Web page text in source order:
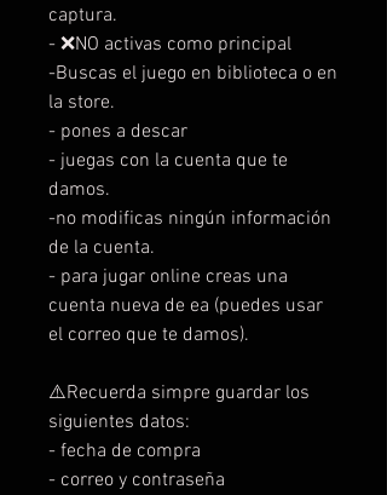
captura.
- ❌NO activas como principal
-Buscas el juego en biblioteca o en
la store.
- pones a descar
- juegas con la cuenta que te
damos.
-no modificas ningún información
de la cuenta.
- para jugar online creas una
cuenta nueva de ea (puedes usar
el correo que te damos).
⚠️Recuerda simpre guardar los
siguientes datos:
- fecha de compra
- correo y contraseña